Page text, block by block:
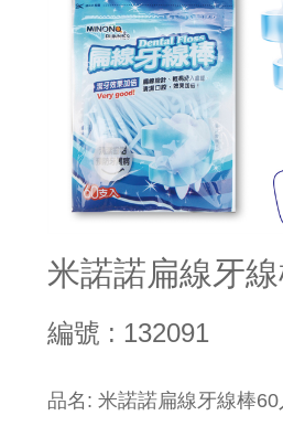
米諾諾扁線牙
編號 : 132091
品名: 米諾諾扁線牙線棒60